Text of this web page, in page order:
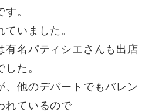
。
ていました。
有名パティシエさんも出店
た。
、他のデパートでもバレン
れているので